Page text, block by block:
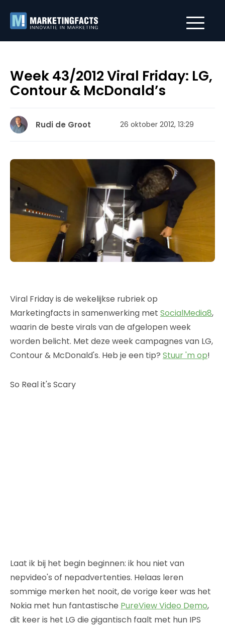
Week 43/2012 Viral Friday: LG,
Contour & McDonald’s
Rudi de Groot 26 oktober 2012, 13:29
Viral Friday is de wekelijkse rubriek op
Marketingfacts in samenwerking met SocialMedia8,
waarin de beste virals van de afgelopen week
worden belicht. Met deze week campagnes van LG,
Contour & McDonald's. Heb je een tip? Stuur 'm op!
So Real it's Scary
Laat ik bij het begin beginnen: ik hou niet van
nepvideo's of nepadvertenties. Helaas leren
sommige merken het nooit, de vorige keer was het
Nokia met hun fantastische PureView Video Demo,
dit keer is het LG die gigantisch faalt met hun IPS